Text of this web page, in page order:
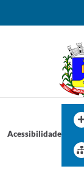
Acessibilidade